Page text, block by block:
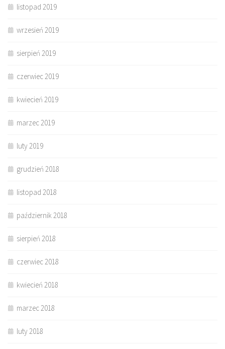
listopad 2019
wrzesień 2019
sierpień 2019
czerwiec 2019
kwiecień 2019
marzec 2019
luty 2019
grudzień 2018
listopad 2018
październik 2018
sierpień 2018
czerwiec 2018
kwiecień 2018
marzec 2018
luty 2018